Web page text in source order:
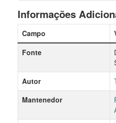
Informações
Campo
Fonte
Autor
Mantenedor